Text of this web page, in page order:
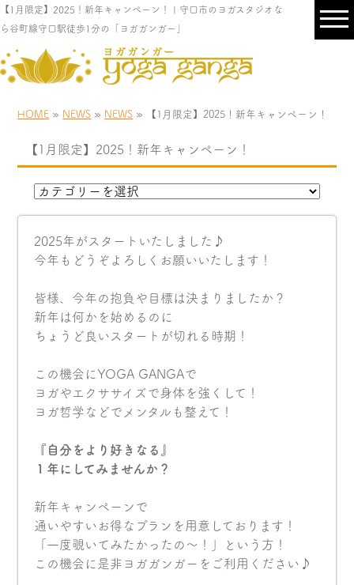
【1月限定】2025！新年キャンペーン！ | 守口市のヨガスタジオな
ら谷町線守口駅徒歩1分の「ヨガガンガー」
HOME » NEWS » NEWS » 【1月限定】2025！新年キャンペーン！
【1月限定】2025！新年キャンペーン！
2025年がスタートいたしました♪
今年もどうぞよろしくお願いいたします！
皆様、今年の抱負や目標は決まりましたか？
新年は何かを始めるのに
ちょうど良いスタートが切れる時期！
この機会にYOGA GANGAで
ヨガやエクササイズで身体を強くして！
ヨガ哲学などでメンタルも整えて！
『自分をより好きなる』
１年にしてみませんか？
新年キャンペーンで
通いやすいお得なプランを用意しております！
「一度覗いてみたかったの〜！」という方！
この機会に是非ヨガガンガーをご利用ください♪